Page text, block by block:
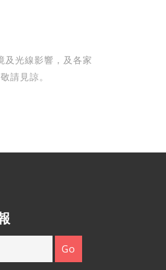
及光線影響，及各家
請見諒。